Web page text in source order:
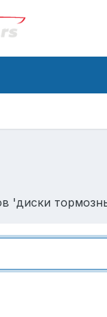
'диски